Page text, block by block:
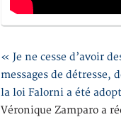
« Je ne cesse d’avoir
messages de détresse,
la loi Falorni a été
Véronique Zamparo a